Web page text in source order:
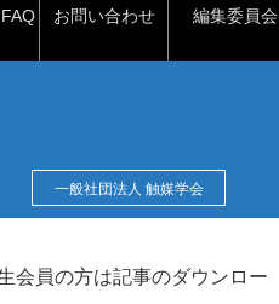
お問い合わせ 編集委員会
一般社団法人 触媒学会
会員の方は記事のダウンロー